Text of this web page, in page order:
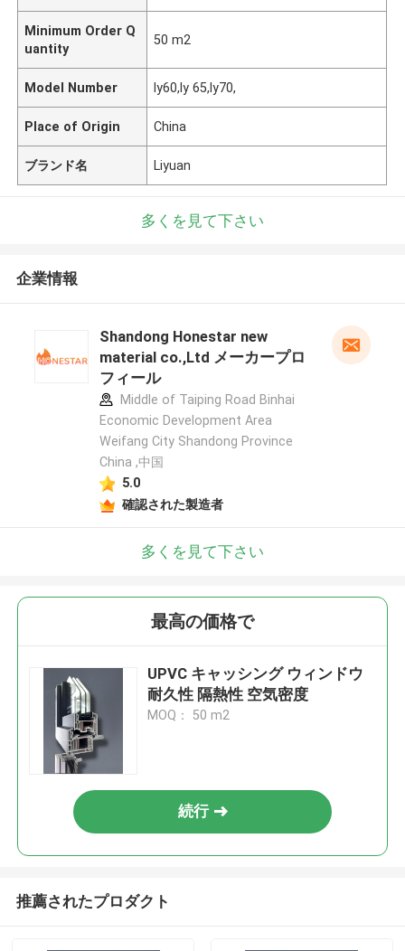
Minimum Order Q
uantity
50 m2
Model Number ly60,ly 65,ly70,
Place of Origin China
ブランド名 Liyuan
多くを見て下さい
企業情報
Shandong Honestar new
material co.,Ltd メーカープロ
フィール
Middle of Taiping Road Binhai
Economic Development Area
Weifang City Shandong Province
China ,中国
5.0
確認された製造者
多くを見て下さい
最高の価格で
UPVC キャッシング ウィンドウ
耐久性 隔熱性 空気密度
MOQ： 50 m2
続行
推薦されたプロダクト